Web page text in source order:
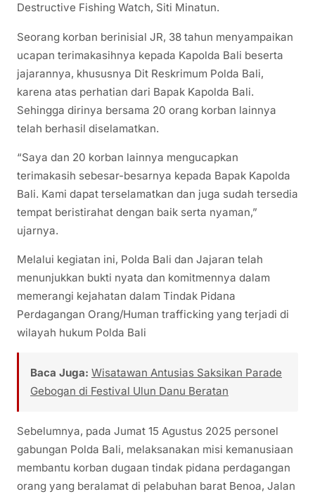
Destructive Fishing Watch, Siti Minatun.
Seorang korban berinisial JR, 38 tahun menyampaikan
ucapan terimakasihnya kepada Kapolda Bali beserta
jajarannya, khususnya Dit Reskrimum Polda Bali,
karena atas perhatian dari Bapak Kapolda Bali.
Sehingga dirinya bersama 20 orang korban lainnya
telah berhasil diselamatkan.
“Saya dan 20 korban lainnya mengucapkan
terimakasih sebesar-besarnya kepada Bapak Kapolda
Bali. Kami dapat terselamatkan dan juga sudah tersedia
tempat beristirahat dengan baik serta nyaman,”
ujarnya.
Melalui kegiatan ini, Polda Bali dan Jajaran telah
menunjukkan bukti nyata dan komitmennya dalam
memerangi kejahatan dalam Tindak Pidana
Perdagangan Orang/Human trafficking yang terjadi di
wilayah hukum Polda Bali
Baca Juga: Wisatawan Antusias Saksikan Parade
Gebogan di Festival Ulun Danu Beratan
Sebelumnya, pada Jumat 15 Agustus 2025 personel
gabungan Polda Bali, melaksanakan misi kemanusiaan
membantu korban dugaan tindak pidana perdagangan
orang yang beralamat di pelabuhan barat Benoa, Jalan